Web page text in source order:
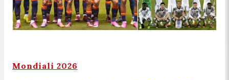
Mondiali 2026